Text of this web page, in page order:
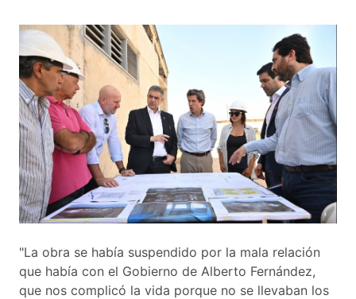
"La obra se había suspendido por la mala relación
que había con el Gobierno de Alberto Fernández,
que nos complicó la vida porque no se llevaban los